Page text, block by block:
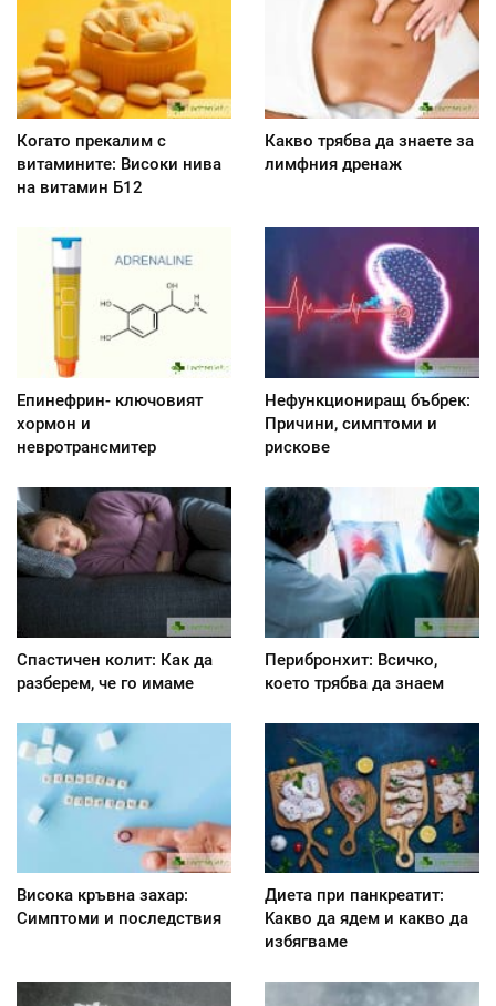
Когато прекалим с
витамините: Високи нива
на витамин Б12
Какво трябва да знаете за
лимфния дренаж
Епинефрин- ключовият
хормон и
невротрансмитер
Нефункциониращ бъбрек:
Причини, симптоми и
рискове
Спастичен колит: Как да
разберем, че го имаме
Перибронхит: Всичко,
което трябва да знаем
Висока кръвна захар:
Симптоми и последствия
Диета при панкреатит:
Kакво да ядем и какво да
избягваме